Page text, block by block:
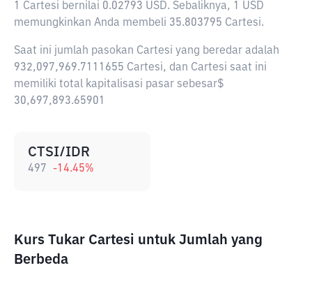
1 Cartesi bernilai 0.02793 USD. Sebaliknya, 1 USD
memungkinkan Anda membeli 35.803795 Cartesi.
Saat ini jumlah pasokan Cartesi yang beredar adalah
932,097,969.7111655 Cartesi, dan Cartesi saat ini
memiliki total kapitalisasi pasar sebesar$
30,697,893.65901
CTSI/IDR
497 -14.45%
Kurs Tukar Cartesi untuk Jumlah yang
Berbeda